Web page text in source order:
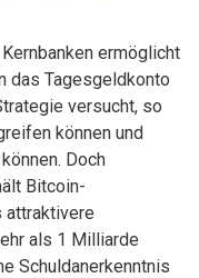
ermöglicht
das Tagesgeldkonto
versucht, so
können und
Doch
Bitcoin-
als 1 Milliarde
Schuldanerkenntnis